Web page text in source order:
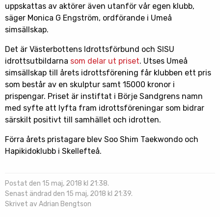
uppskattas av aktörer även utanför vår egen klubb,
säger Monica G Engström, ordförande i Umeå
simsällskap.
Det är Västerbottens Idrottsförbund och SISU
idrottsutbildarna som delar ut priset. Utses Umeå
simsällskap till årets idrottsförening får klubben ett pris
som består av en skulptur samt 15000 kronor i
prispengar. Priset är instiftat i Börje Sandgrens namn
med syfte att lyfta fram idrottsföreningar som bidrar
särskilt positivt till samhället och idrotten.
Förra årets pristagare blev Soo Shim Taekwondo och
Hapikidoklubb i Skellefteå.
Postat den 15 maj, 2018 kl 21:38.
Senast ändrad den 15 maj, 2018 kl 21:39.
Skrivet av Adrian Bengtson